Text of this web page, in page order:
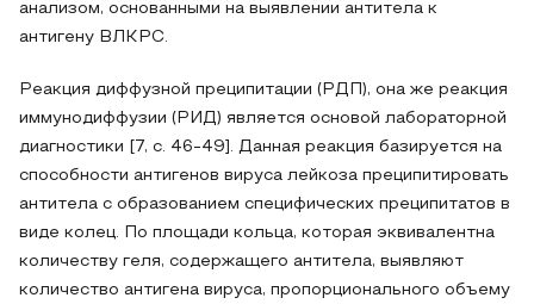
анализом, основанными на выявлении антитела к
антигену ВЛКРС.
Реакция диффузной преципитации (РДП), она же реакция
иммунодиффузии (РИД) является основой лабораторной
диагностики [7, с. 46-49]. Данная реакция базируется на
способности антигенов вируса лейкоза преципитировать
антитела с образованием специфических преципитатов в
виде колец. По площади кольца, которая эквивалентна
количеству геля, содержащего антитела, выявляют
количество антигена вируса, пропорционального объему